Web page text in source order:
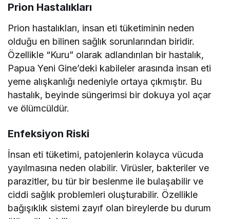
Prion Hastalıkları
Prion hastalıkları, insan eti tüketiminin neden
olduğu en bilinen sağlık sorunlarından biridir.
Özellikle “Kuru” olarak adlandırılan bir hastalık,
Papua Yeni Gine’deki kabileler arasında insan eti
yeme alışkanlığı nedeniyle ortaya çıkmıştır. Bu
hastalık, beyinde süngerimsi bir dokuya yol açar
ve ölümcüldür.
Enfeksiyon Riski
İnsan eti tüketimi, patojenlerin kolayca vücuda
yayılmasına neden olabilir. Virüsler, bakteriler ve
parazitler, bu tür bir beslenme ile bulaşabilir ve
ciddi sağlık problemleri oluşturabilir. Özellikle
bağışıklık sistemi zayıf olan bireylerde bu durum